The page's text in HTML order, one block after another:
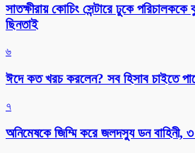
সাতক্ষীরায় কোচিং সেন্টারে ঢুকে
ছিনতাই
৬
ঈদে কত খরচ করলেন? সব হিসাব চাইতে
৭
অনিমেষকে জিম্মি করে জলদস্যু ডন